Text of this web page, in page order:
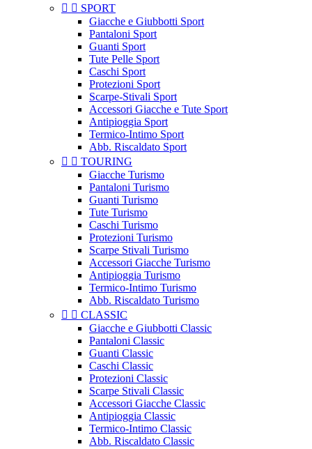
  SPORT
Giacche e Giubbotti Sport
Pantaloni Sport
Guanti Sport
Tute Pelle Sport
Caschi Sport
Protezioni Sport
Scarpe-Stivali Sport
Accessori Giacche e Tute Sport
Antipioggia Sport
Termico-Intimo Sport
Abb. Riscaldato Sport
  TOURING
Giacche Turismo
Pantaloni Turismo
Guanti Turismo
Tute Turismo
Caschi Turismo
Protezioni Turismo
Scarpe Stivali Turismo
Accessori Giacche Turismo
Antipioggia Turismo
Termico-Intimo Turismo
Abb. Riscaldato Turismo
  CLASSIC
Giacche e Giubbotti Classic
Pantaloni Classic
Guanti Classic
Caschi Classic
Protezioni Classic
Scarpe Stivali Classic
Accessori Giacche Classic
Antipioggia Classic
Termico-Intimo Classic
Abb. Riscaldato Classic